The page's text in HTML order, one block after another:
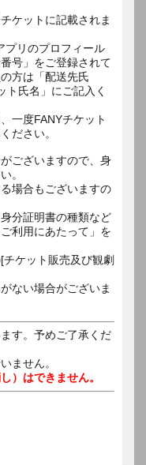
ケットに記載されま
プリのプロフィール
号」をご登録されて
方は「配送先氏
ト氏名」にご記入く
一度FANYチケット
ください。
ございますので、身
。
場合もございますの
分証明書の種類など
利用にあたって」を
ケット販売及び観劇
ない場合がございま
す。予めご了承くだ
ません。
）はできません。